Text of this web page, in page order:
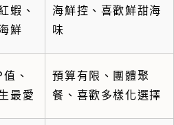
蝦、
鮮
海鮮控、喜歡鮮甜海
味
、
最愛
預算有限、團體聚
餐、喜歡多樣化選擇